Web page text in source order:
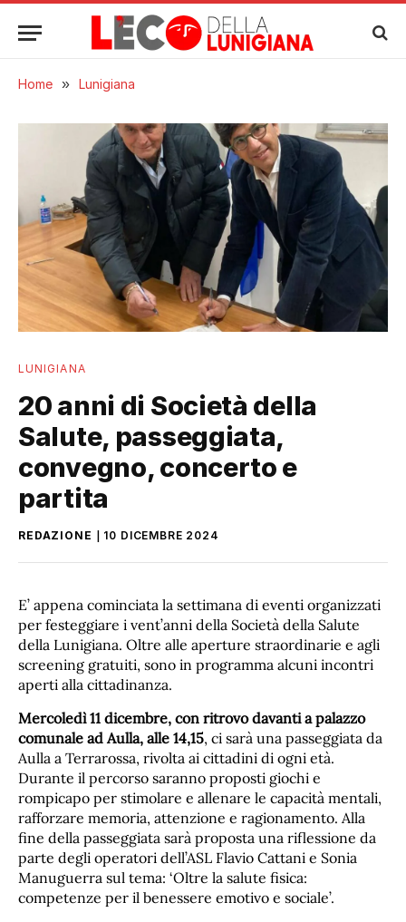
Home » Lunigiana
LUNIGIANA
20 anni di Società della
Salute, passeggiata,
convegno, concerto e
partita
REDAZIONE 10 DICEMBRE 2024
E’ appena cominciata la settimana di eventi organizzati
per festeggiare i vent’anni della Società della Salute
della Lunigiana. Oltre alle aperture straordinarie e agli
screening gratuiti, sono in programma alcuni incontri
aperti alla cittadinanza.
Mercoledì 11 dicembre, con ritrovo davanti a palazzo
comunale ad Aulla, alle 14,15, ci sarà una passeggiata da
Aulla a Terrarossa, rivolta ai cittadini di ogni età.
Durante il percorso saranno proposti giochi e
rompicapo per stimolare e allenare le capacità mentali,
rafforzare memoria, attenzione e ragionamento. Alla
fine della passeggiata sarà proposta una riflessione da
parte degli operatori dell’ASL Flavio Cattani e Sonia
Manuguerra sul tema: ‘Oltre la salute fisica:
competenze per il benessere emotivo e sociale’.